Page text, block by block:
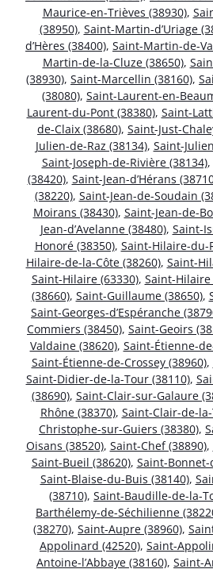
Maurice-en-Trièves (38930),
(38950), Saint-Martin-d’Uriage
d’Hères (38400), Saint-Martin-de-
Martin-de-la-Cluze (38650),
(38930), Saint-Marcellin (38160),
(38080), Saint-Laurent-en-
Laurent-du-Pont (38380), Saint-
de-Claix (38680), Saint-Just-
Julien-de-Raz (38134), Saint-
Saint-Joseph-de-Rivière (38134),
(38420), Saint-Jean-d’Hérans
(38220), Saint-Jean-de-Soudain
Moirans (38430), Saint-Jean-de-
Jean-d’Avelanne (38480), Saint-
Honoré (38350), Saint-Hilaire-du-
Hilaire-de-la-Côte (38260), Saint-
Saint-Hilaire (63330), Saint-Hilaire
(38660), Saint-Guillaume (38650),
Saint-Georges-d’Espéranche
Commiers (38450), Saint-Geoirs
Valdaine (38620), Saint-Étienne-
Saint-Étienne-de-Crossey (38960),
Saint-Didier-de-la-Tour (38110),
(38690), Saint-Clair-sur-Galaure
Rhône (38370), Saint-Clair-de-
Christophe-sur-Guiers (38380),
Oisans (38520), Saint-Chef (38890),
Saint-Bueil (38620), Saint-Bonnet-
Saint-Blaise-du-Buis (38140),
(38710), Saint-Baudille-de-la-
Barthélemy-de-Séchilienne
(38270), Saint-Aupre (38960),
Appolinard (42520), Saint-
Antoine-l’Abbaye (38160), Saint-